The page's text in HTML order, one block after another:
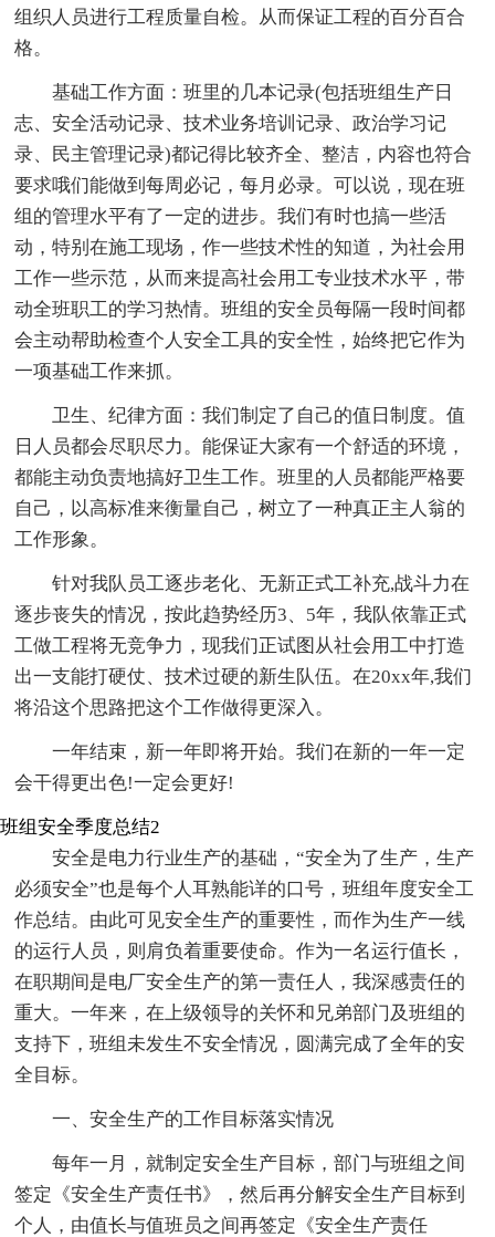
组织人员进行工程质量自检。从而保证工程的百分百合
格。
基础工作方面：班里的几本记录(包括班组生产日
志、安全活动记录、技术业务培训记录、政治学习记
录、民主管理记录)都记得比较齐全、整洁，内容也符合
要求哦们能做到每周必记，每月必录。可以说，现在班
组的管理水平有了一定的进步。我们有时也搞一些活
动，特别在施工现场，作一些技术性的知道，为社会用
工作一些示范，从而来提高社会用工专业技术水平，带
动全班职工的学习热情。班组的安全员每隔一段时间都
会主动帮助检查个人安全工具的安全性，始终把它作为
一项基础工作来抓。
卫生、纪律方面：我们制定了自己的值日制度。值
日人员都会尽职尽力。能保证大家有一个舒适的环境，
都能主动负责地搞好卫生工作。班里的人员都能严格要
自己，以高标准来衡量自己，树立了一种真正主人翁的
工作形象。
针对我队员工逐步老化、无新正式工补充,战斗力在
逐步丧失的情况，按此趋势经历3、5年，我队依靠正式
工做工程将无竞争力，现我们正试图从社会用工中打造
出一支能打硬仗、技术过硬的新生队伍。在20xx年,我们
将沿这个思路把这个工作做得更深入。
一年结束，新一年即将开始。我们在新的一年一定
会干得更出色!一定会更好!
班组安全季度总结2
安全是电力行业生产的基础，“安全为了生产，生产
必须安全”也是每个人耳熟能详的口号，班组年度安全工
作总结。由此可见安全生产的重要性，而作为生产一线
的运行人员，则肩负着重要使命。作为一名运行值长，
在职期间是电厂安全生产的第一责任人，我深感责任的
重大。一年来，在上级领导的关怀和兄弟部门及班组的
支持下，班组未发生不安全情况，圆满完成了全年的安
全目标。
一、安全生产的工作目标落实情况
每年一月，就制定安全生产目标，部门与班组之间
签定《安全生产责任书》，然后再分解安全生产目标到
个人，由值长与值班员之间再签定《安全生产责任